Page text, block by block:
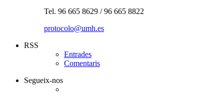
Tel. 96 665 8629 / 96 665 8822
protocolo@umh.es
RSS
Entrades
Comentaris
Segueix-nos